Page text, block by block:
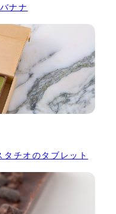
ナナ
チオのタブレット